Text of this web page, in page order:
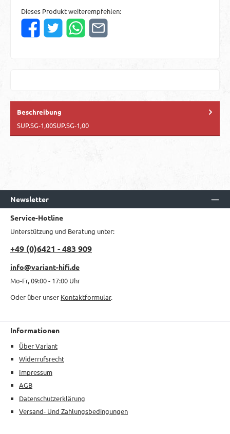
Dieses Produkt weiterempfehlen:
Beschreibung
SUP.SG-1,00SUP.SG-1,00
Newsletter
Service-Hotline
Unterstützung und Beratung unter:
+49 (0)6421 - 483 909
info@variant-hifi.de
Mo-Fr, 09:00 - 17:00 Uhr
Oder über unser Kontaktformular.
Informationen
Über Variant
Widerrufsrecht
Impressum
AGB
Datenschutzerklärung
Versand- Und Zahlungsbedingungen